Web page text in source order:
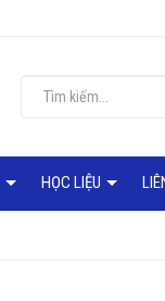
HỌC LIỆU